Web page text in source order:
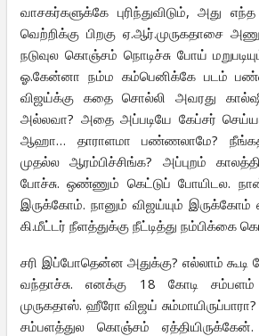
வாசகர்களுக்கே புரிந்துவிடும், அது
வெற்றிக்கு பிறகு ஏ.ஆர்.முருகதாசை
நடுவுல கொஞ்சம் நொடிச்சு போய்
ஓ.கேன்னா நம்ம கம்பெனிக்கே படம்
விஜய்க்கு கதை சொல்லி அவரது
அல்லவா? அதை அப்படியே கேப்சர்
ஆஹா… தாராளமா பண்ணலாமே?
முதல்ல ஆரம்பிச்சிங்க? அப்புறம்
போச்சு. ஒண்ணும் கெட்டுப் போயிடல.
இருக்கோம். நானும் விஜய்யும்
கி.மீட்டர் நீளத்துக்கு நீட்டித்து நம்பிக்கை
சரி இப்போதென்ன அதுக்கு? எல்லாம் கூடி
வந்தாச்சு. எனக்கு 18 கோடி சம்பளம்
முருகதாஸ். ஹீரோ விஜய்
சம்பளத்துல கொஞ்சம்